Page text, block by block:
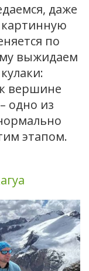
даже
картинную
по
выжидаем
вершине
одно из
этапом.